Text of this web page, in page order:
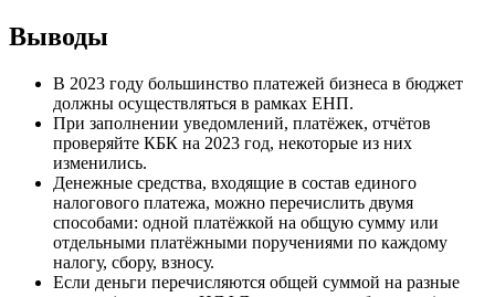
Выводы
В 2023 году большинство платежей бизнеса в бюджет
должны осуществляться в рамках ЕНП.
При заполнении уведомлений, платёжек, отчётов
проверяйте КБК на 2023 год, некоторые из них
изменились.
Денежные средства, входящие в состав единого
налогового платежа, можно перечислить двумя
способами: одной платёжкой на общую сумму или
отдельными платёжными поручениями по каждому
налогу, сбору, взносу.
Если деньги перечисляются общей суммой на разные